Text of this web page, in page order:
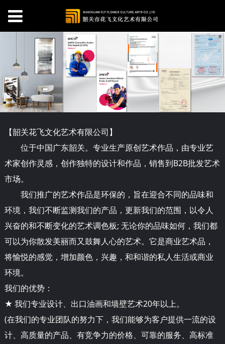
【韶关花飞文化艺术有限公司】
位于中国广东韶关。专业生产原创艺术作品，由专业艺
术家创作灵感，创作独特的设计和作品，销售到B2B批发艺术
市场。
我们推广的艺术作品是环保的，旨在迎合不同的品味和
环境，我们不断监测我们的产品，更新我们的范围，以令人
兴奋的和不断变化的艺术调色板; 无论你的品味如何，我们都
可以为你散发美丽而又鼓舞人心的艺术。它是商业艺术品，
将愉悦的感觉，增加颜色，兴趣，和和谐的私人生活或商业
环境。
我们的优势：
★ 我们专业设计、出口油画和墙壁艺术20年以上。
(在我们的专业团队的努力下，我们能够为客户提供一流的设
计、高质量的产品、有竞争力的价格、可靠的服务、高标准